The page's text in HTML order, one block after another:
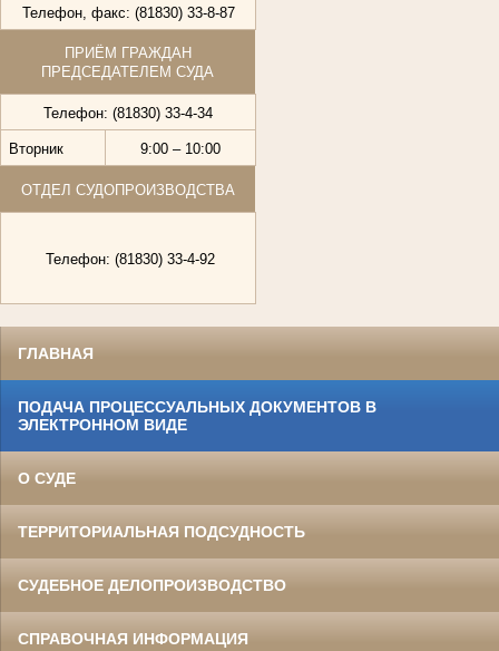
Телефон, факс: (81830) 33-8-87
ПРИЁМ ГРАЖДАН
ПРЕДСЕДАТЕЛЕМ СУДА
Телефон: (81830) 33-4-34
Вторник 9:00 – 10:00
ОТДЕЛ СУДОПРОИЗВОДСТВА
Телефон: (81830) 33-4-92
ГЛАВНАЯ
ПОДАЧА ПРОЦЕССУАЛЬНЫХ ДОКУМЕНТОВ В
ЭЛЕКТРОННОМ ВИДЕ
О СУДЕ
ТЕРРИТОРИАЛЬНАЯ ПОДСУДНОСТЬ
СУДЕБНОЕ ДЕЛОПРОИЗВОДСТВО
СПРАВОЧНАЯ ИНФОРМАЦИЯ